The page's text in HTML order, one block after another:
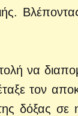
να
τον
δόξας σε